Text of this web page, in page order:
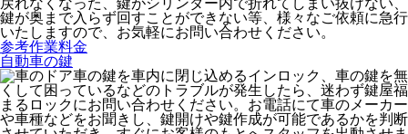
戻れなくなった、鍵がシリンダー内で折れてしまい抜けない、
鍵が奥まで入らず回すことができない等、様々なご依頼に急行
いたしますので、お気軽にお問い合わせください。
参考作業料金
自動車の鍵
車の鍵を車内に閉じ込めるインロック、車の鍵を無
くして困っているなどのトラブルが発生したら、迷わず鍵屋福
まるロックにお問い合わせください。お電話にて車のメーカー
や車種などをお聞きし、鍵開けや鍵作成が可能であるかを判断